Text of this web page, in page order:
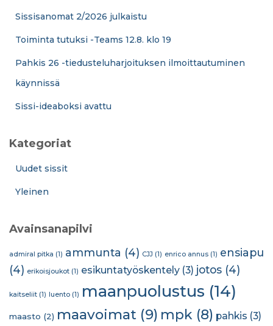
Sissisanomat 2/2026 julkaistu
Toiminta tutuksi -Teams 12.8. klo 19
Pahkis 26 -tiedusteluharjoituksen ilmoittautuminen
käynnissä
Sissi-ideaboksi avattu
Kategoriat
Uudet sissit
Yleinen
Avainsanapilvi
admiral pitka (1) ammunta (4) CJJ (1) enrico annus (1) ensiapu
(4) erikoisjoukot (1) esikuntatyöskentely (3) jotos (4)
kaitseliit (1) luento (1) maanpuolustus (14)
maasto (2) maavoimat (9) mpk (8) pahkis (3)